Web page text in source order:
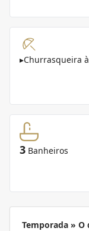
▸Churrasqueira
3 Banheiros
Temporada »